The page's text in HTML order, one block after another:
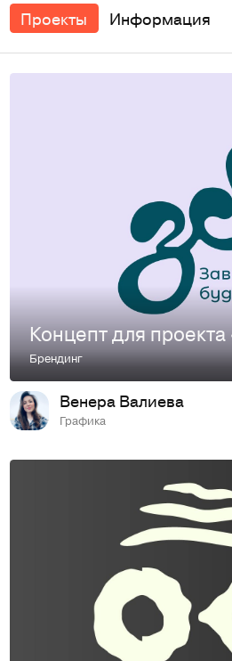
Проекты Информация
Брендинг
Венера Валиева
Графика